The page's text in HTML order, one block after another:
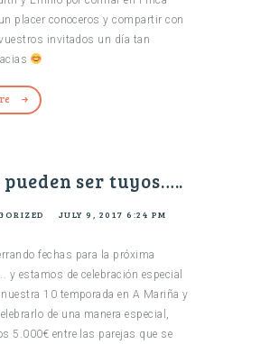
placer conoceros y compartir con
invitados un día tan
pueden ser tuyos…..
JULY 9, 2017 6:24 PM
fechas para la próxima
y estamos de celebración especial
10 temporada en A Mariña y
de una manera especial,
5.000€ entre las parejas que se